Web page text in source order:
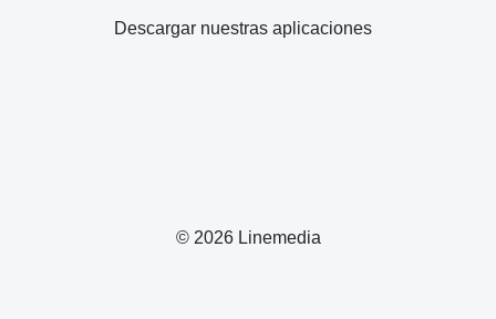
© 2026 Linemedia
Descargar nuestras aplicaciones